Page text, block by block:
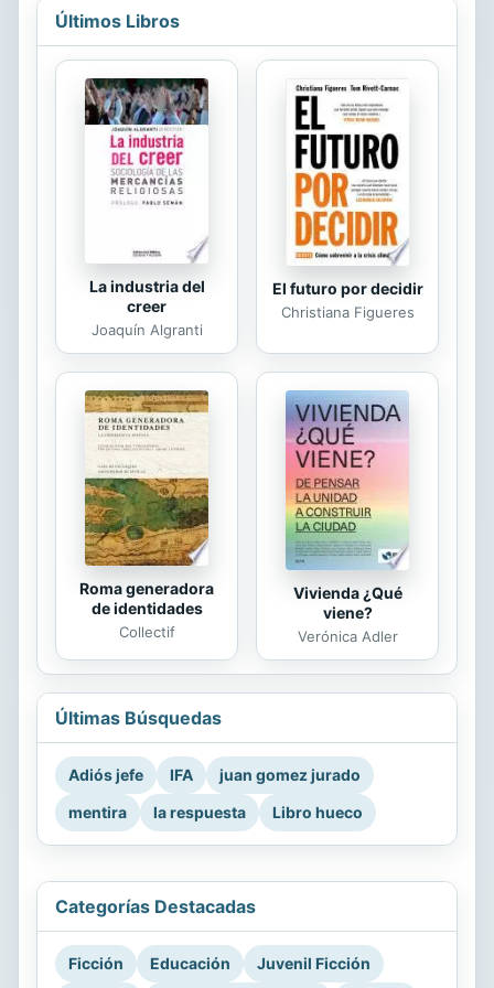
Últimos Libros
La industria del
creer
Joaquín Algranti
El futuro por decidir
Christiana Figueres
Roma generadora
de identidades
Collectif
Vivienda ¿Qué
viene?
Verónica Adler
Últimas Búsquedas
Adiós jefe IFA
juan gomez jurado
mentira
la respuesta Libro hueco
Categorías Destacadas
Ficción Educación Juvenil Ficción